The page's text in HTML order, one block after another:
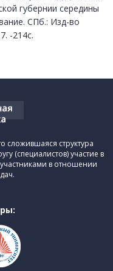
губернии середины
СПб.: Изд-во
-214с.
сложившаяся структура
(специалистов) участие в
в отношении